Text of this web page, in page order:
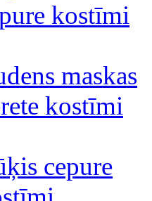
kostīmi
maskas
kostīmi
cepure